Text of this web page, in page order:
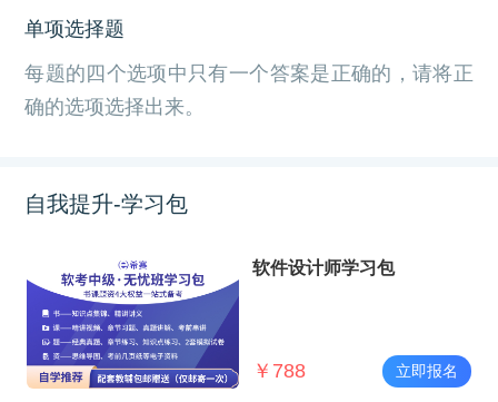
单项选择题
每题的四个选项中只有一个答案是正确的，请将正
确的选项选择出来。
自我提升-学习包
软件设计师学习包
￥ 788 立即报名